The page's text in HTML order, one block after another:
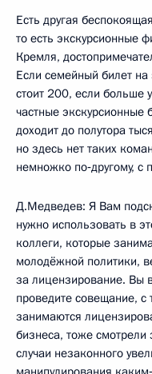
Есть другая
то есть экскурсионные
Кремля,
Если семейный билет
стоит 200, если больше
частные экскурсионные
доходит до полутора
но здесь нет таких
немножко по‑другому,
Д.Медведев: Я Вам
нужно использовать в
коллеги, которые
молодёжной политики,
за лицензирование. Вы
проведите совещание, с
занимаются
бизнеса, тоже
случаи незаконного